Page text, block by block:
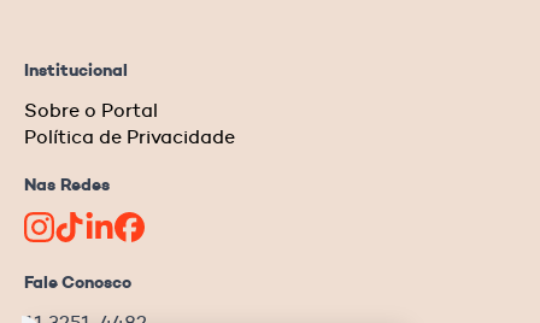
Institucional
Sobre o Portal
Política de Privacidade
Nas Redes
Fale Conosco